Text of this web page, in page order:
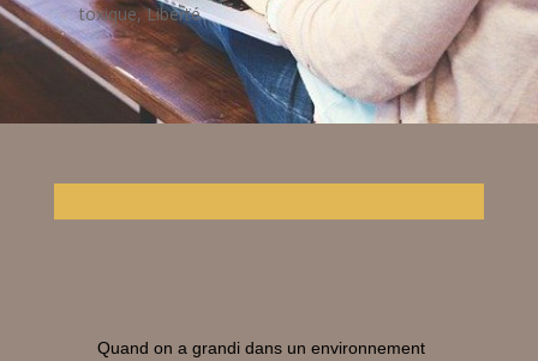
toxique,Liberté
Quand on a grandi dans un environnement